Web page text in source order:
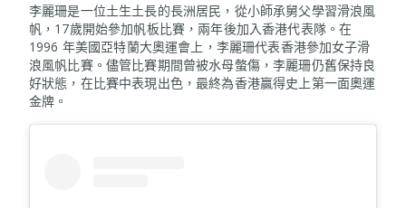
李麗珊是一位土生土長的長洲居民，從小師承舅父學習滑浪風
帆，17歲開始參加帆板比賽，兩年後加入香港代表隊。在
1996 年美國亞特蘭大奧運會上，李麗珊代表香港參加女子滑
浪風帆比賽。儘管比賽期間曾被水母螫傷，李麗珊仍舊保持良
好狀態，在比賽中表現出色，最終為香港贏得史上第一面奧運
金牌。